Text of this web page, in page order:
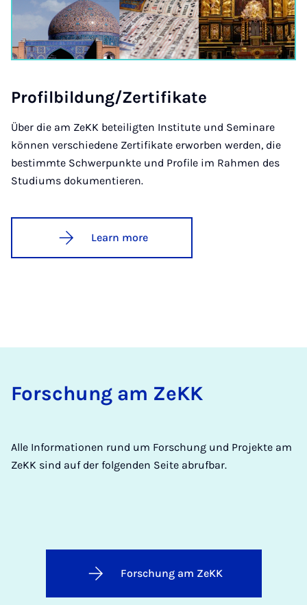
Pro­fil­b­ildung/Zer­ti­fikate
Über die am ZeKK beteiligten Institute und Seminare
können verschiedene Zertifikate erworben werden, die
bestimmte Schwerpunkte und Profile im Rahmen des
Studiums dokumentieren.
Learn more
Forschung am ZeKK
Alle Informationen rund um Forschung und Projekte am
ZeKK sind auf der folgenden Seite abrufbar.
Forschung am ZeKK